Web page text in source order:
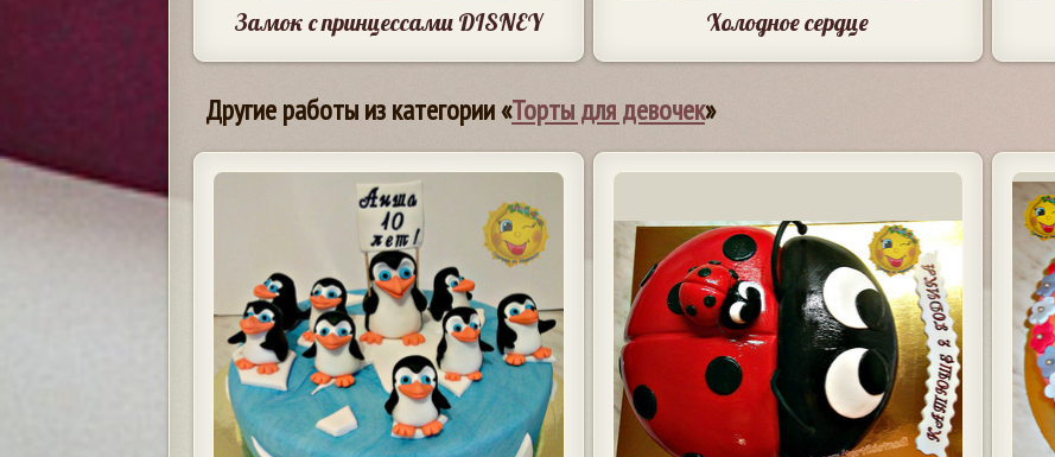
Замок с принцессами DISNEY Холодное сердце
Другие работы из категории «Торты для девочек»